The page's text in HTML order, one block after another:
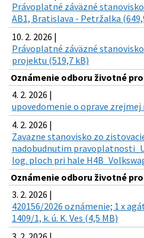
Právoplatné záväzné
AB1, Bratislava - Petržalka
10. 2. 2026 |
Právoplatné záväzné
projektu (519,7 kB)
Oznámenie odboru životné
4. 2. 2026 |
upovedomenie o oprave
4. 2. 2026 |
Zavazne stanovisko zo
nadobudnutim
log. ploch pri hale
Oznámenie odboru životné
3. 2. 2026 |
420156/2026 oznámenie; 1 x
1409/1, k. ú. K. Ves (4,5 MB)